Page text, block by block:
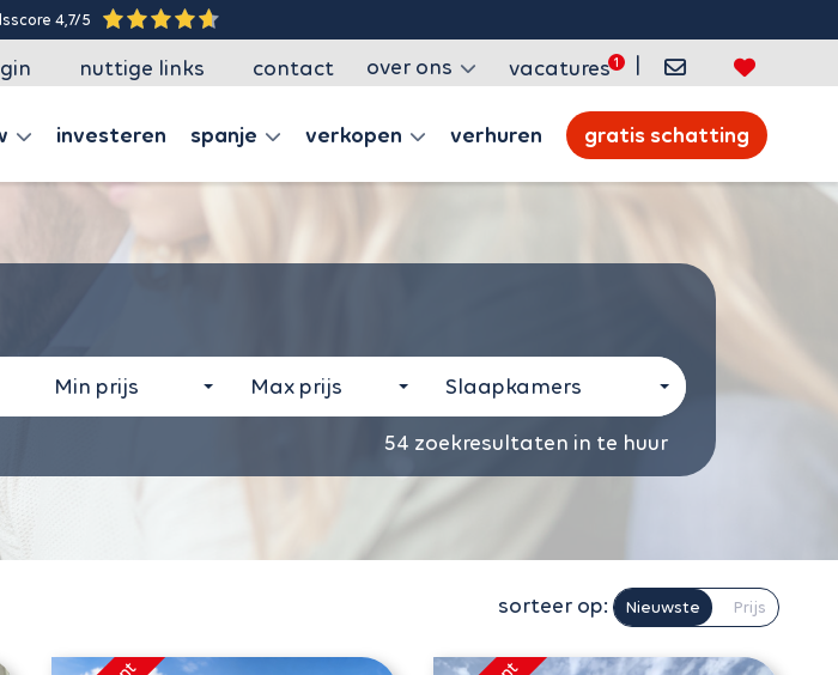
4,7/5
nuttige links contact over ons vacatures |
investeren spanje verkopen verhuren gratis schatting
Min prijs Max prijs Slaapkamers
54 zoekresultaten in te huur
sorteer op: Nieuwste Prijs